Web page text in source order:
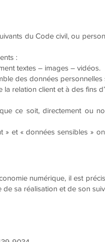
du Code civil, ou
:
textes – images – vidéos.
des données
relation client et à des fins
ce soit, directement ou
et « données sensibles »
numérique, il est
sa réalisation et de son